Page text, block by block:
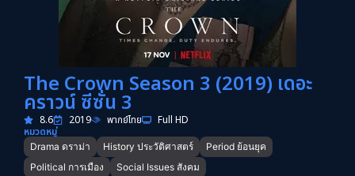
The Crown Season 3 (2019) เดอะ
คราวน์ ซีซั่น 3
8.6 2019 พากย์ไทย
Full HD
หมวดหมู่
Drama ดราม่า History ประวัติศาสตร์
Period ย้อนยุค
Political การเมือง
Social Issues สังคม